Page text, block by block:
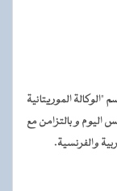
الموريتانية للأنباء في فاتح يوليو 1975 باسم "الوكالة الموريتانية
اليوم و بالتزامن مع
والفرنسية.